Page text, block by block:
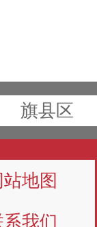
旗县区
站地图
我们